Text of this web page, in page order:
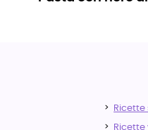
Ricette
Ricette